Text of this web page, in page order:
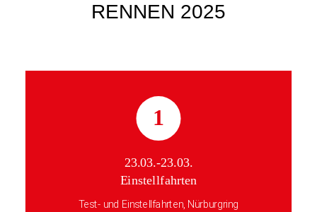
RENNEN 2025
1
23.03.-23.03.
Einstellfahrten
Test- und Einstellfahrten, Nürburgring